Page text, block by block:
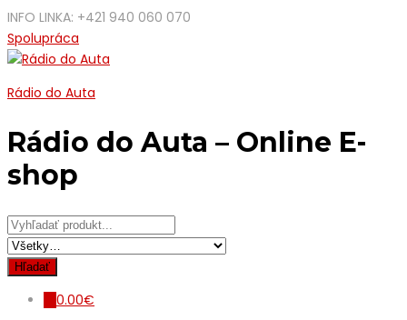
INFO LINKA: +421 940 060 070
Spolupráca
Rádio do Auta
Rádio do Auta – Online E-
shop
0.00€